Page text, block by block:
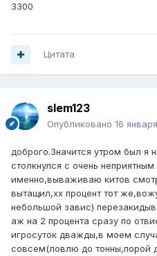
3300
Цитата
slem123
Опубликовано 16
доброго.Значится утром был я
столкнулся с очень
именно,вываживаю китов
вытащил,хх процент тот
небольшой завис)
аж на 2 процента сразу по
игросуток дважды,в моем
совсем(ловлю до тонны,порой